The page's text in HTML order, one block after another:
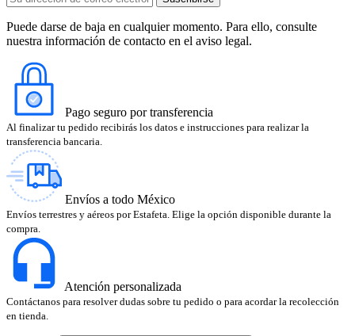
Puede darse de baja en cualquier momento. Para ello, consulte
nuestra información de contacto en el aviso legal.
Pago seguro por transferencia
Al finalizar tu pedido recibirás los datos e instrucciones para realizar la
transferencia bancaria.
Envíos a todo México
Envíos terrestres y aéreos por Estafeta. Elige la opción disponible durante la
compra.
Atención personalizada
Contáctanos para resolver dudas sobre tu pedido o para acordar la recolección
en tienda.